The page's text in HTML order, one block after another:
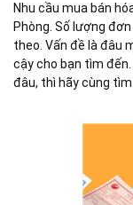
Nhu cầu mua bán
Phòng. Số lượng
theo. Vấn đề là đâu
cậy cho bạn tìm
đâu, thì hãy cùng